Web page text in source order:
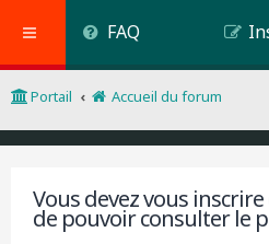
FAQ
Portail
Accueil du forum
Vous devez vous
de pouvoir consulter le